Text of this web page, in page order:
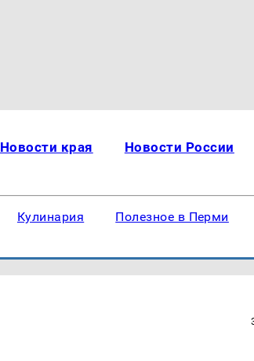
Новости края Новости России
Кулинария Полезное в Перми